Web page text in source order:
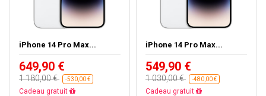
iPhone 14 Pro Max...
649,90 €
1 180,00 € -530,00 €
Cadeau gratuit
iPhone 14 Pro Max...
549,90 €
1 030,00 € -480,00 €
Cadeau gratuit